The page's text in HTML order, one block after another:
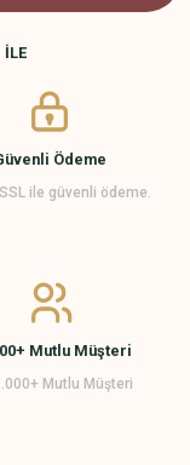
İLE
Ödeme
ile güvenli ödeme.
Mutlu Müşteri
Mutlu Müşteri